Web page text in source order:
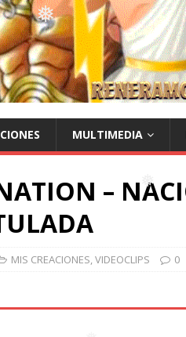
❅
MULTIMEDIA
–
MIS CREACIONES,VIDEOCLIPS 0